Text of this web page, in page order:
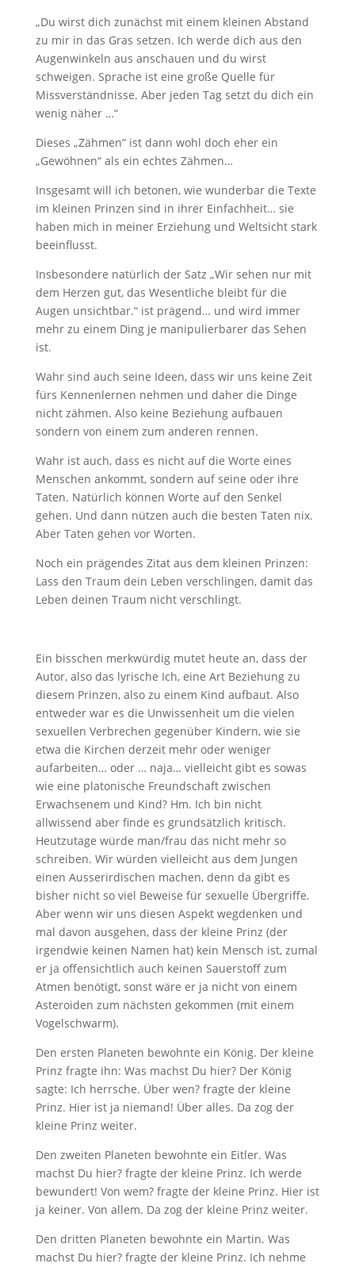
„Du wirst dich zunächst mit einem kleinen Abstand
zu mir in das Gras setzen. Ich werde dich aus den
Augenwinkeln aus anschauen und du wirst
schweigen. Sprache ist eine große Quelle für
Missverständnisse. Aber jeden Tag setzt du dich ein
wenig näher …“
Dieses „Zähmen“ ist dann wohl doch eher ein
„Gewöhnen“ als ein echtes Zähmen…
Insgesamt will ich betonen, wie wunderbar die Texte
im kleinen Prinzen sind in ihrer Einfachheit… sie
haben mich in meiner Erziehung und Weltsicht stark
beeinflusst.
Insbesondere natürlich der Satz „Wir sehen nur mit
dem Herzen gut, das Wesentliche bleibt für die
Augen unsichtbar.“ ist prägend… und wird immer
mehr zu einem Ding je manipulierbarer das Sehen
ist.
Wahr sind auch seine Ideen, dass wir uns keine Zeit
fürs Kennenlernen nehmen und daher die Dinge
nicht zähmen. Also keine Beziehung aufbauen
sondern von einem zum anderen rennen.
Wahr ist auch, dass es nicht auf die Worte eines
Menschen ankommt, sondern auf seine oder ihre
Taten. Natürlich können Worte auf den Senkel
gehen. Und dann nützen auch die besten Taten nix.
Aber Taten gehen vor Worten.
Noch ein prägendes Zitat aus dem kleinen Prinzen:
Lass den Traum dein Leben verschlingen, damit das
Leben deinen Traum nicht verschlingt.
Ein bisschen merkwürdig mutet heute an, dass der
Autor, also das lyrische Ich, eine Art Beziehung zu
diesem Prinzen, also zu einem Kind aufbaut. Also
entweder war es die Unwissenheit um die vielen
sexuellen Verbrechen gegenüber Kindern, wie sie
etwa die Kirchen derzeit mehr oder weniger
aufarbeiten… oder … naja… vielleicht gibt es sowas
wie eine platonische Freundschaft zwischen
Erwachsenem und Kind? Hm. Ich bin nicht
allwissend aber finde es grundsätzlich kritisch.
Heutzutage würde man/frau das nicht mehr so
schreiben. Wir würden vielleicht aus dem Jungen
einen Ausserirdischen machen, denn da gibt es
bisher nicht so viel Beweise für sexuelle Übergriffe.
Aber wenn wir uns diesen Aspekt wegdenken und
mal davon ausgehen, dass der kleine Prinz (der
irgendwie keinen Namen hat) kein Mensch ist, zumal
er ja offensichtlich auch keinen Sauerstoff zum
Atmen benötigt, sonst wäre er ja nicht von einem
Asteroiden zum nächsten gekommen (mit einem
Vogelschwarm).
Den ersten Planeten bewohnte ein König. Der kleine
Prinz fragte ihn: Was machst Du hier? Der König
sagte: Ich herrsche. Über wen? fragte der kleine
Prinz. Hier ist ja niemand! Über alles. Da zog der
kleine Prinz weiter.
Den zweiten Planeten bewohnte ein Eitler. Was
machst Du hier? fragte der kleine Prinz. Ich werde
bewundert! Von wem? fragte der kleine Prinz. Hier ist
ja keiner. Von allem. Da zog der kleine Prinz weiter.
Den dritten Planeten bewohnte ein Martin. Was
machst Du hier? fragte der kleine Prinz. Ich nehme